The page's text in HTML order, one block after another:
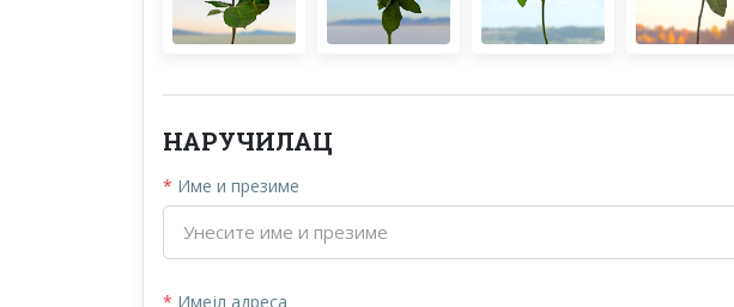
НАРУЧИЛАЦ
* Име и презиме
* Имејл адреса